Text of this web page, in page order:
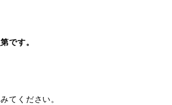
です。
てください。